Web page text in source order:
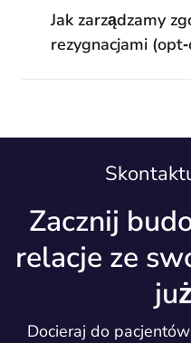
Jak zarządzamy
rezygnacjami
Zacznij
relacje ze
Docieraj do